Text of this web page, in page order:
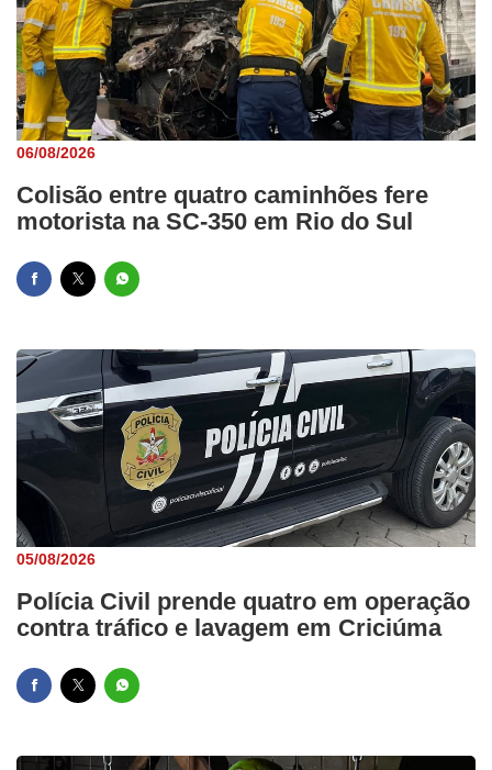
06/08/2026
Colisão entre quatro caminhões fere
motorista na SC-350 em Rio do Sul
05/08/2026
Polícia Civil prende quatro em operação
contra tráfico e lavagem em Criciúma